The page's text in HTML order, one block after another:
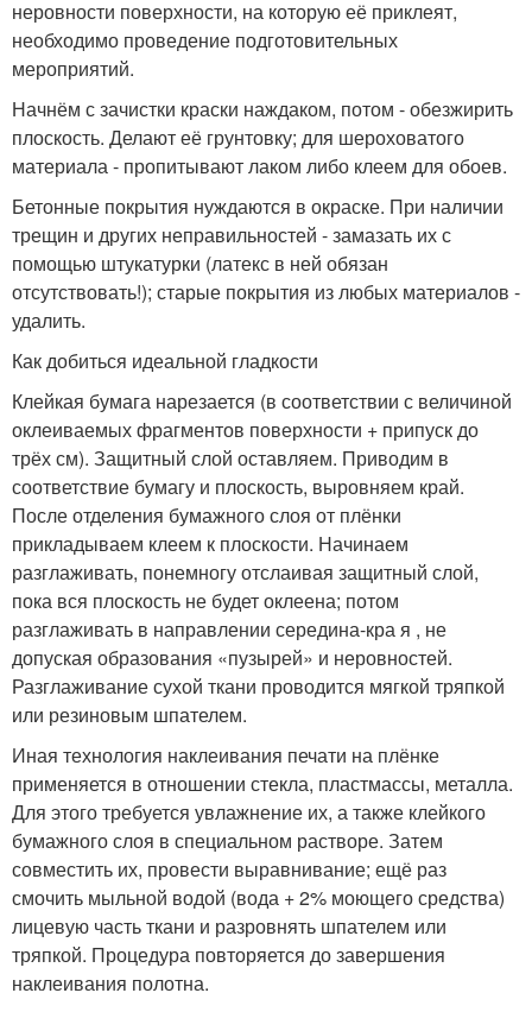
неровности поверхности, на которую её приклеят,
необходимо проведение подготовительных
мероприятий.
Начнём с зачистки краски наждаком, потом - обезжирить
плоскость. Делают её грунтовку; для шероховатого
материала - пропитывают лаком либо клеем для обоев.
Бетонные покрытия нуждаются в окраске. При наличии
трещин и других неправильностей - замазать их с
помощью штукатурки (латекс в ней обязан
отсутствовать!); старые покрытия из любых материалов -
удалить.
Как добиться идеальной гладкости
Клейкая бумага нарезается (в соответствии с величиной
оклеиваемых фрагментов поверхности + припуск до
трёх см). Защитный слой оставляем. Приводим в
соответствие бумагу и плоскость, выровняем край.
После отделения бумажного слоя от плёнки
прикладываем клеем к плоскости. Начинаем
разглаживать, понемногу отслаивая защитный слой,
пока вся плоскость не будет оклеена; потом
разглаживать в направлении середина-кра я , не
допуская образования «пузырей» и неровностей.
Разглаживание сухой ткани проводится мягкой тряпкой
или резиновым шпателем.
Иная технология наклеивания печати на плёнке
применяется в отношении стекла, пластмассы, металла.
Для этого требуется увлажнение их, а также клейкого
бумажного слоя в специальном растворе. Затем
совместить их, провести выравнивание; ещё раз
смочить мыльной водой (вода + 2% моющего средства)
лицевую часть ткани и разровнять шпателем или
тряпкой. Процедура повторяется до завершения
наклеивания полотна.